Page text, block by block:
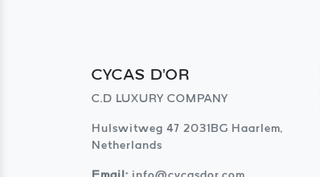
CYCAS D'OR
C.D LUXURY COMPANY
Hulswitweg 47 2031BG Haarlem,
Netherlands